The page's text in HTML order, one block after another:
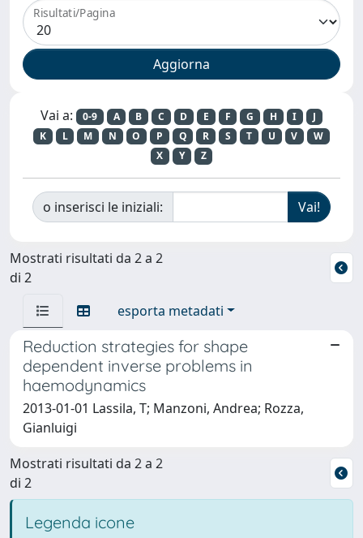
Risultati/Pagina
Vai a: 0-9 A B C D E F G H I
J
K
L M N O P Q R S T U V
W
X
Y Z
o inserisci le iniziali:
Mostrati risultati da 2 a 2
di 2
esporta metadati
Reduction strategies for shape
dependent inverse problems in
haemodynamics
2013-01-01 Lassila, T; Manzoni, Andrea; Rozza,
Gianluigi
Mostrati risultati da 2 a 2
di 2
Legenda icone